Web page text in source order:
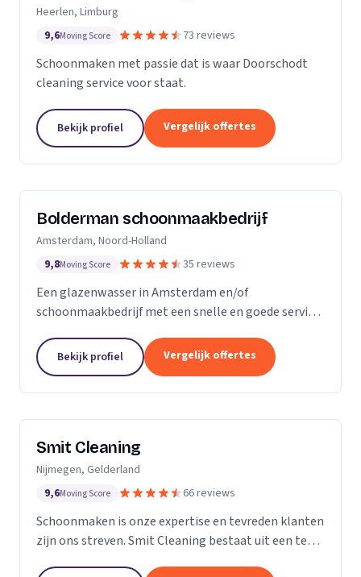
Heerlen, Limburg
9,6Moving Score 73 reviews
Schoonmaken met passie dat is waar Doorschodt
cleaning service voor staat.
Bekijk profiel Vergelijk offertes
Bolderman schoonmaakbedrijf
Amsterdam, Noord-Holland
9,8Moving Score 35 reviews
Een glazenwasser in Amsterdam en/of
schoonmaakbedrijf met een snelle en goede service
schoonmaakmedewerkers zijn actief in héél
Amsterdam en ontzorgen u met...
Bekijk profiel Vergelijk offertes
Smit Cleaning
Nijmegen, Gelderland
9,6Moving Score 66 reviews
Schoonmaken is onze expertise en tevreden klanten
zijn ons streven. Smit Cleaning bestaat uit een team